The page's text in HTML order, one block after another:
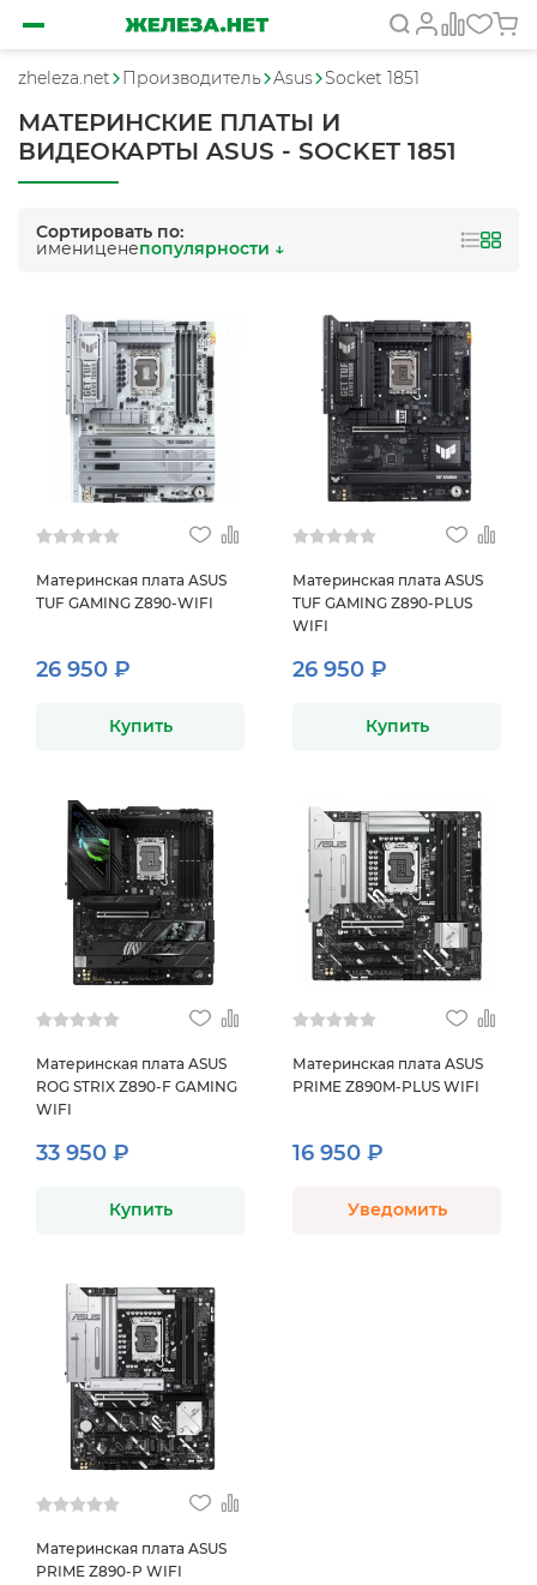
zheleza.net Производитель Asus Socket 1851
МАТЕРИНСКИЕ ПЛАТЫ И
ВИДЕОКАРТЫ ASUS - SOCKET 1851
Сортировать по:
имениценепопулярности ↓
Материнская плата ASUS
TUF GAMING Z890-WIFI
26 950 ₽
Купить
Материнская плата ASUS
TUF GAMING Z890-PLUS
WIFI
26 950 ₽
Купить
Материнская плата ASUS
ROG STRIX Z890-F GAMING
WIFI
33 950 ₽
Купить
Материнская плата ASUS
PRIME Z890M-PLUS WIFI
16 950 ₽
Уведомить
Материнская плата ASUS
PRIME Z890-P WIFI